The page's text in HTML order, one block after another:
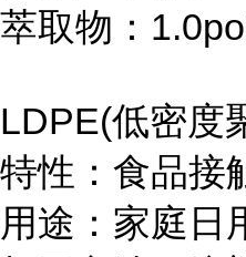
萃取物：
LDPE(低密度
特性：食品接
用途：家庭日